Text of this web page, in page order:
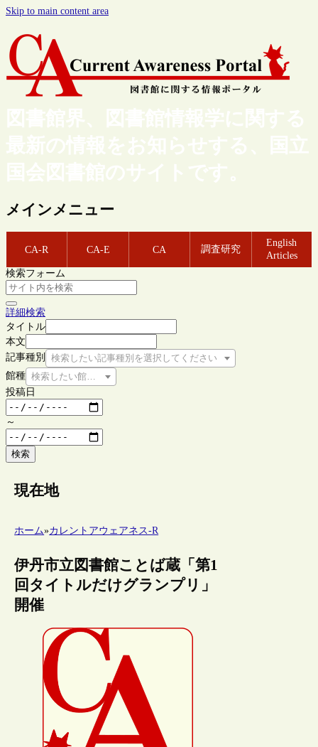
Skip to main content area
図書館界、図書館情報学に関する
最新の情報をお知らせする、国立
国会図書館のサイトです。
メインメニュー
CA-R CA-E CA 調査研究
English
Articles
検索フォーム
詳細検索
タイトル
本文
記事種別
検索したい記事種別を選択してください
館種 検索したい館種を選択してください
投稿日
～
検索
現在地
ホーム»カレントアウェアネス-R
伊丹市立図書館ことば蔵「第1
回タイトルだけグランプリ」
開催